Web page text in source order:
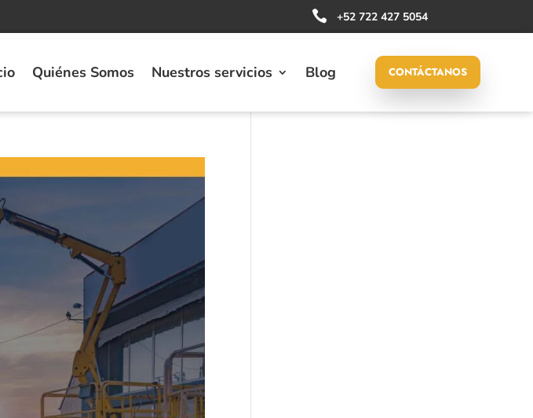
 +52 722 427 5054
Quiénes Somos Nuestros servicios Blog CONTÁCTANOS